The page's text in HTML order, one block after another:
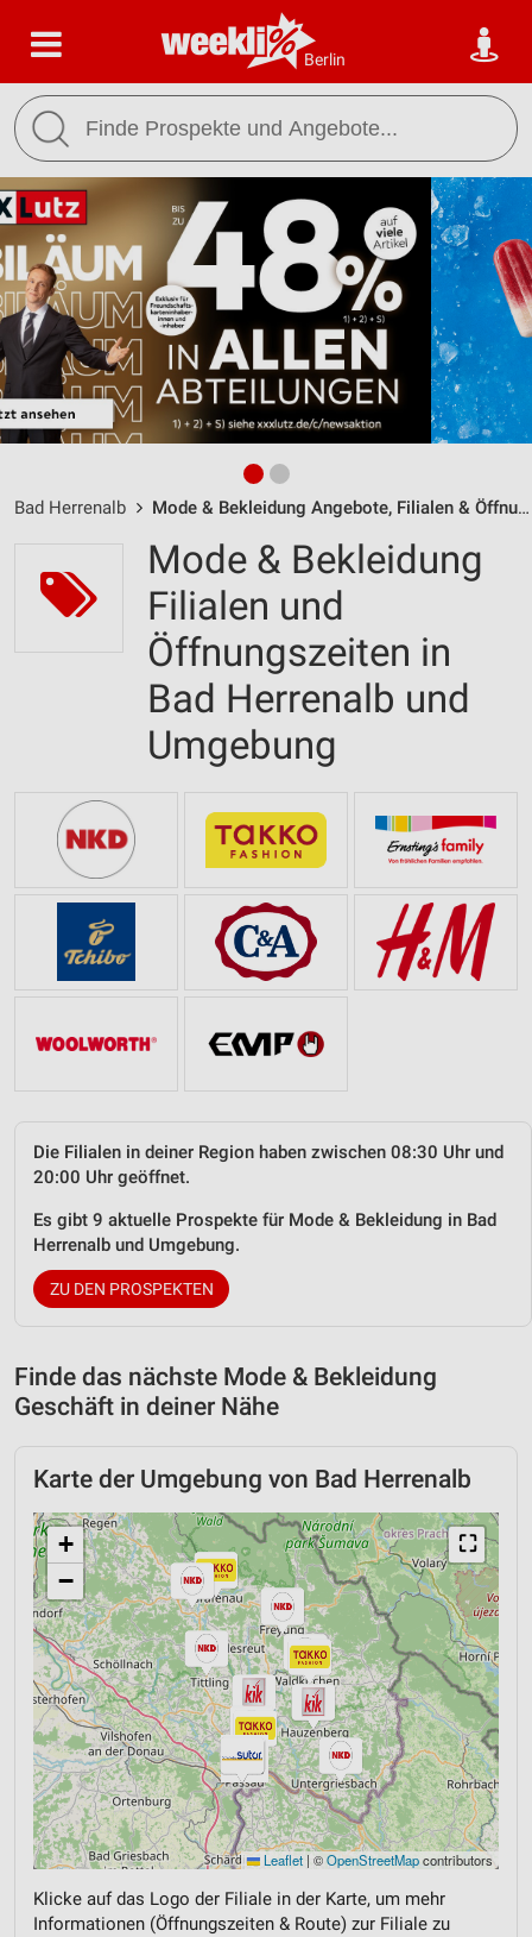
Berlin
Bad Herrenalb Mode & Bekleidung Angebote, Filialen & Öffnungszeiten
Mode & Bekleidung
Filialen und
Öffnungszeiten in
Bad Herrenalb und
Umgebung
Die Filialen in deiner Region haben zwischen 08:30 Uhr und
20:00 Uhr geöffnet.
Es gibt 9 aktuelle Prospekte für Mode & Bekleidung in Bad
Herrenalb und Umgebung.
ZU DEN PROSPEKTEN
Finde das nächste Mode & Bekleidung
Geschäft in deiner Nähe
Karte der Umgebung von Bad Herrenalb
⛶
+
−
Leaflet | ©OpenStreetMapcontributors
Klicke auf das Logo der Filiale in der Karte, um mehr
Informationen (Öffnungszeiten & Route) zur Filiale zu